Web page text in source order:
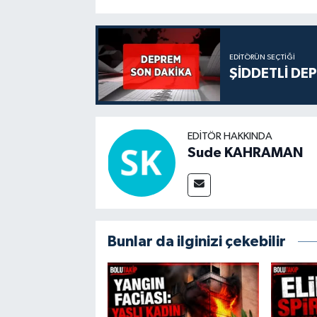
EDITÖRÜN SEÇTIĞI
ŞİDDETLİ
EDITÖR HAKKINDA
Sude KAHRAMAN
Bunlar da ilginizi çekebilir